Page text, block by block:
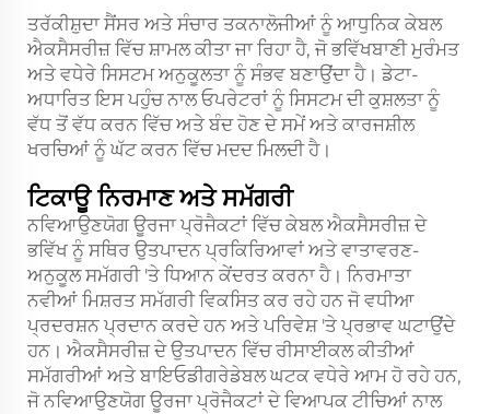
ਤਰੱਕੀਸ਼ੁਦਾ ਸੈਂਸਰ ਅਤੇ ਸੰਚਾਰ ਤਕਨਾਲੋਜੀਆਂ ਨੂੰ ਆਧੁਨਿਕ ਕੇਬਲ
ਐਕਸੈਸਰੀਜ਼ ਵਿੱਚ ਸ਼ਾਮਲ ਕੀਤਾ ਜਾ ਰਿਹਾ ਹੈ, ਜੋ ਭਵਿੱਖਬਾਣੀ ਮੁਰੰਮਤ
ਅਤੇ ਵਧੇਰੇ ਸਿਸਟਮ ਅਨੁਕੂਲਤਾ ਨੂੰ ਸੰਭਵ ਬਣਾਉਂਦਾ ਹੈ। ਡੇਟਾ-
ਅਧਾਰਿਤ ਇਸ ਪਹੁੰਚ ਨਾਲ ਓਪਰੇਟਰਾਂ ਨੂੰ ਸਿਸਟਮ ਦੀ ਕੁਸ਼ਲਤਾ ਨੂੰ
ਵੱਧ ਤੋਂ ਵੱਧ ਕਰਨ ਵਿੱਚ ਅਤੇ ਬੰਦ ਹੋਣ ਦੇ ਸਮੇਂ ਅਤੇ ਕਾਰਜਸ਼ੀਲ
ਖਰਚਿਆਂ ਨੂੰ ਘੱਟ ਕਰਨ ਵਿੱਚ ਮਦਦ ਮਿਲਦੀ ਹੈ।
ਟਿਕਾਊ ਨਿਰਮਾਣ ਅਤੇ ਸਮੱਗਰੀ
ਨਵਿਆਉਣਯੋਗ ਊਰਜਾ ਪ੍ਰੋਜੈਕਟਾਂ ਵਿੱਚ ਕੇਬਲ ਐਕਸੈਸਰੀਜ਼ ਦੇ
ਭਵਿੱਖ ਨੂੰ ਸਥਿਰ ਉਤਪਾਦਨ ਪ੍ਰਕਿਰਿਆਵਾਂ ਅਤੇ ਵਾਤਾਵਰਣ-
ਅਨੁਕੂਲ ਸਮੱਗਰੀ 'ਤੇ ਧਿਆਨ ਕੇਂਦਰਤ ਕਰਨਾ ਹੈ। ਨਿਰਮਾਤਾ
ਨਵੀਆਂ ਮਿਸ਼ਰਤ ਸਮੱਗਰੀ ਵਿਕਸਿਤ ਕਰ ਰਹੇ ਹਨ ਜੋ ਵਧੀਆ
ਪ੍ਰਦਰਸ਼ਨ ਪ੍ਰਦਾਨ ਕਰਦੇ ਹਨ ਅਤੇ ਪਰਿਵੇਸ਼ 'ਤੇ ਪ੍ਰਭਾਵ ਘਟਾਉਂਦੇ
ਹਨ। ਐਕਸੈਸਰੀਜ਼ ਦੇ ਉਤਪਾਦਨ ਵਿੱਚ ਰੀਸਾਈਕਲ ਕੀਤੀਆਂ
ਸਮੱਗਰੀਆਂ ਅਤੇ ਬਾਇਓਡੀਗਰੇਡੇਬਲ ਘਟਕ ਵਧੇਰੇ ਆਮ ਹੋ ਰਹੇ ਹਨ,
ਜੋ ਨਵਿਆਉਣਯੋਗ ਊਰਜਾ ਪ੍ਰੋਜੈਕਟਾਂ ਦੇ ਵਿਆਪਕ ਟੀਚਿਆਂ ਨਾਲ